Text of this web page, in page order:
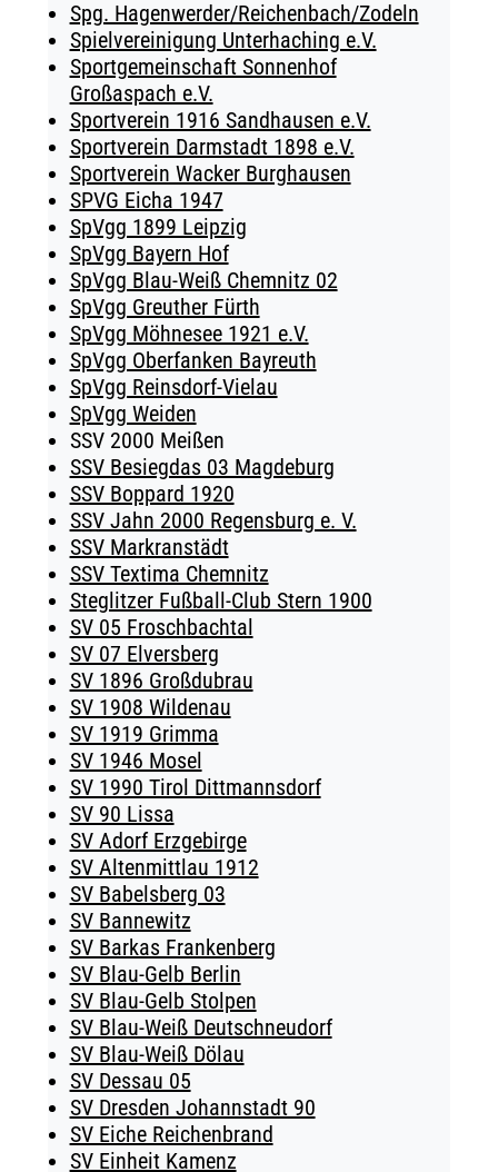
Spg. Hagenwerder/Reichenbach/Zodeln
Spielvereinigung Unterhaching e.V.
Sportgemeinschaft Sonnenhof
Großaspach e.V.
Sportverein 1916 Sandhausen e.V.
Sportverein Darmstadt 1898 e.V.
Sportverein Wacker Burghausen
SPVG Eicha 1947
SpVgg 1899 Leipzig
SpVgg Bayern Hof
SpVgg Blau-Weiß Chemnitz 02
SpVgg Greuther Fürth
SpVgg Möhnesee 1921 e.V.
SpVgg Oberfanken Bayreuth
SpVgg Reinsdorf-Vielau
SpVgg Weiden
SSV 2000 Meißen
SSV Besiegdas 03 Magdeburg
SSV Boppard 1920
SSV Jahn 2000 Regensburg e. V.
SSV Markranstädt
SSV Textima Chemnitz
Steglitzer Fußball-Club Stern 1900
SV 05 Froschbachtal
SV 07 Elversberg
SV 1896 Großdubrau
SV 1908 Wildenau
SV 1919 Grimma
SV 1946 Mosel
SV 1990 Tirol Dittmannsdorf
SV 90 Lissa
SV Adorf Erzgebirge
SV Altenmittlau 1912
SV Babelsberg 03
SV Bannewitz
SV Barkas Frankenberg
SV Blau-Gelb Berlin
SV Blau-Gelb Stolpen
SV Blau-Weiß Deutschneudorf
SV Blau-Weiß Dölau
SV Dessau 05
SV Dresden Johannstadt 90
SV Eiche Reichenbrand
SV Einheit Kamenz